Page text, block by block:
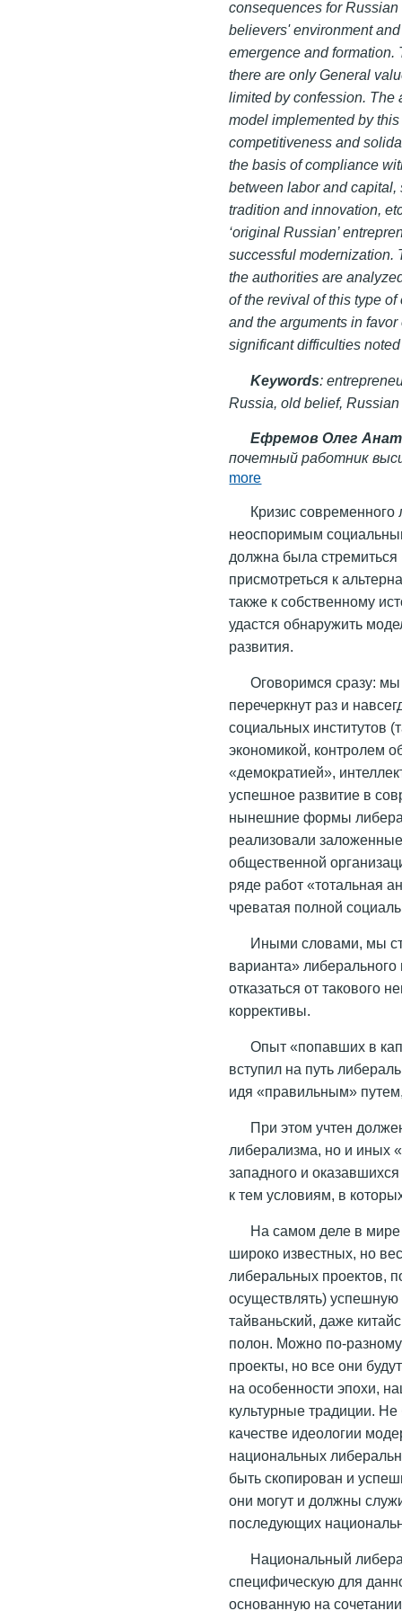
consequences for
believers' environment
emergence and formation.
there are only General
limited by confession. The
model implemented by
competitiveness and
the basis of compliance
between labor and
tradition and innovation,
‘original Russian’
successful modernization.
the authorities are
of the revival of this type
and the arguments in
significant difficulties
Keywords:
Russia, old belief,
Ефремов Олег
почетный работник
more
Кризис
неоспоримым
должна была стремиться
присмотреться к
также к собственному
удастся обнаружить
развития.
Оговоримся сразу:
перечеркнут раз и
социальных институтов
экономикой, контролем
«демократией»,
успешное развитие в
нынешние формы
реализовали
общественной
ряде работ «тотальная
чреватая полной
Иными словами, мы
варианта»
отказаться от такового
коррективы.
Опыт «попавших в
вступил на путь
идя «правильным»
При этом учтен
либерализма, но и иных
западного и
к тем условиям, в
На самом деле в
широко известных, но
либеральных проектов,
осуществлять)
тайваньский, даже
полон. Можно по-
проекты, но все они
на особенности эпохи,
культурные традиции.
качестве идеологии
национальных
быть скопирован и
они могут и должны
последующих
Национальный
специфическую для
основанную на